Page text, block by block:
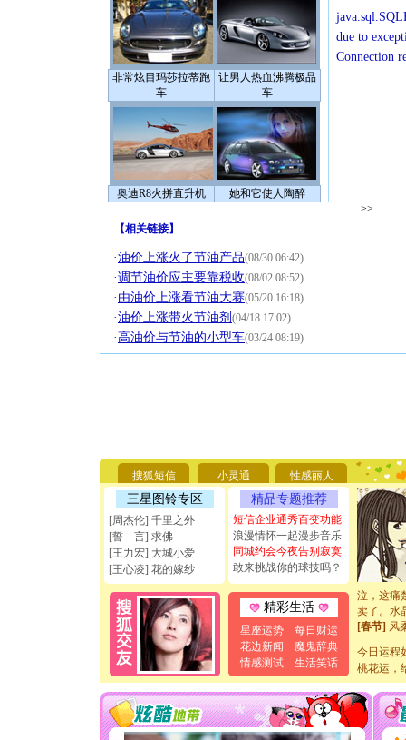
非常炫目玛莎拉蒂跑
车
让男人热血沸腾极品
车
奥迪R8火拼直升机 她和它使人陶醉
due to
Connection
>>
【相关链接】
·油价上涨火了节油产品(08/30 06:42)
·调节油价应主要靠税收(08/02 08:52)
· 由油价上涨看节油大赛(05/20 16:18)
·油价上涨带火节油剂 (04/18 17:02)
·高油价与节油的小型车(03/24 08:19)
搜狐短信 小灵通 性感丽人
三星图铃专区
[周杰伦] 千里之外
[誓 言] 求佛
[王力宏] 大城小爱
[王心凌] 花的嫁纱
精品专题推荐
短信企业通秀百变功能
浪漫情怀一起漫步音乐
同城约会今夜告别寂寞
敢来挑战你的球技吗？
精彩生活
星座运势
每日财运
花边新闻
魔鬼辞典
情感测试
生活笑话
[圣诞节]
如意,快
[元旦]看
断电。爱
你是我专
[元旦] 如
起；二是
离。水晶
[元旦]当
泣，这痛
卖了。水
[春节] 风
颜！冬去
道一声平
[春节]传
片叶子是
送你一棵
[圣诞节]
你太多，
今日运程
桃花运，